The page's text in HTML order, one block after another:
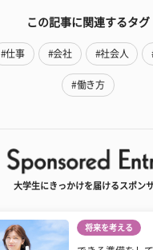
この記事に関連するタグ
#仕事 #会社 #社会人
#働き方
大学生にきっかけを届けるスポン
将来を考える